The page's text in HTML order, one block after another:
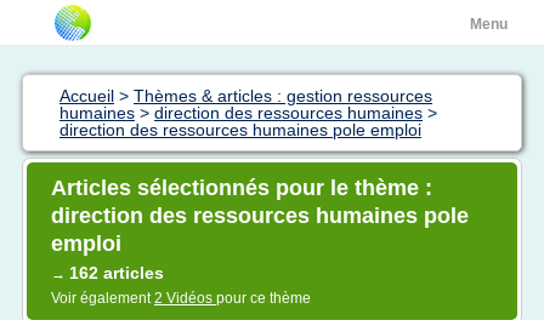
Menu
Accueil > Thèmes & articles : gestion ressources
humaines > direction des ressources humaines >
direction des ressources humaines pole emploi
Articles sélectionnés pour le thème :
direction des ressources humaines pole
emploi
→ 162 articles
Voir également2 Vidéos pour ce thème